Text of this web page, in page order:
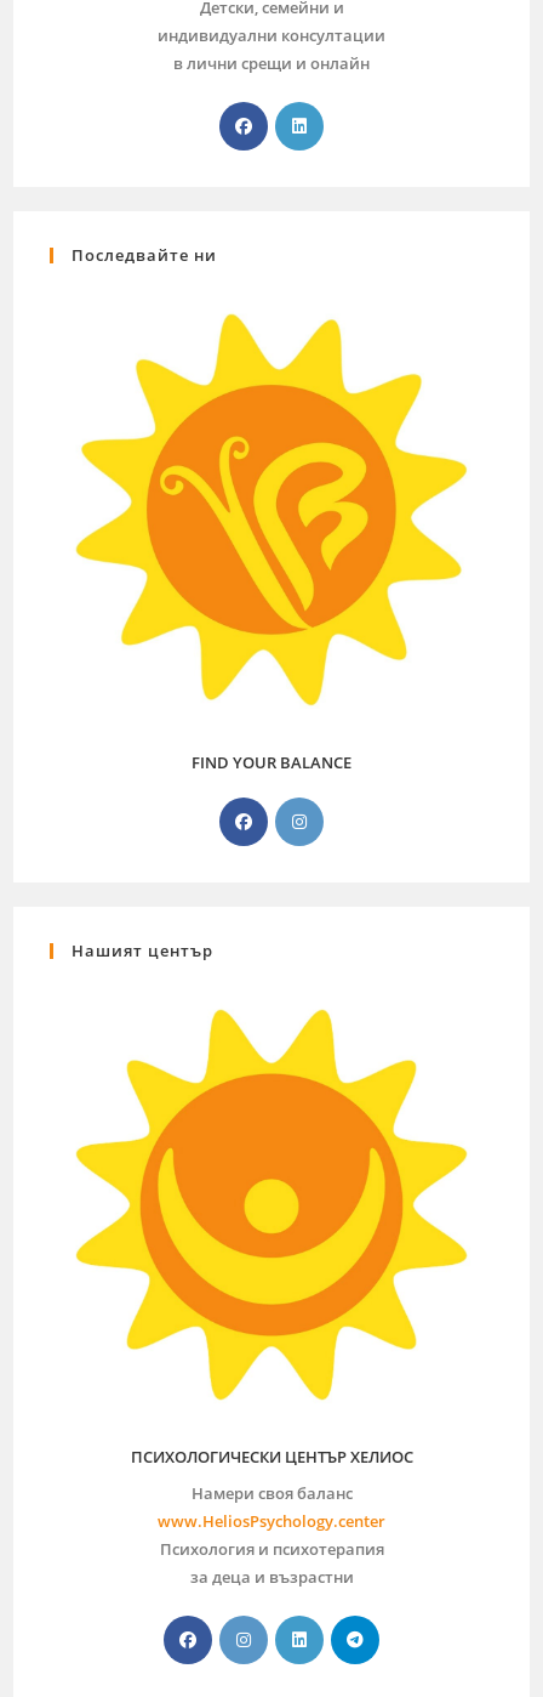
Детски, семейни и
индивидуални консултации
в лични срещи и онлайн
Последвайте ни
FIND YOUR BALANCE
Нашият център
ПСИХОЛОГИЧЕСКИ ЦЕНТЪР ХЕЛИОС
Намери своя баланс
www.HeliosPsychology.center
Психология и психотерапия
за деца и възрастни